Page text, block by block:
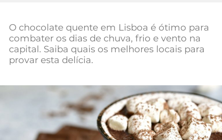
Negócios
Mundial 2026
O chocolate quente em Lisboa é ótimo para
combater os dias de chuva, frio e vento na
capital. Saiba quais os melhores locais para
provar esta delícia.